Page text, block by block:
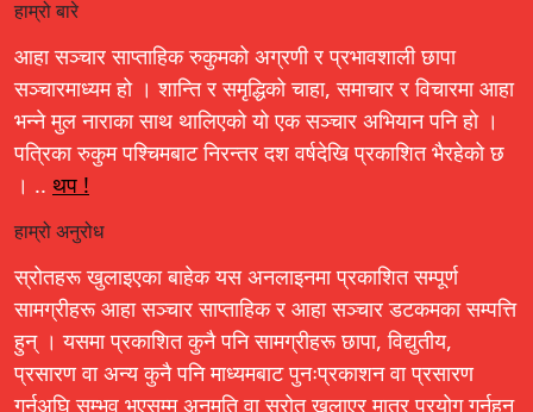
हाम्रो बारे
आहा सञ्चार साप्ताहिक रुकुमको अग्रणी र प्रभावशाली छापा
सञ्चारमाध्यम हो । शान्ति र समृद्धिको चाहा, समाचार र विचारमा आहा
भन्ने मुल नाराका साथ थालिएको यो एक सञ्चार अभियान पनि हो ।
पत्रिका रुकुम पश्चिमबाट निरन्तर दश वर्षदेखि प्रकाशित भैरहेको छ
। .. थप !
हाम्रो अनुरोध
स्रोतहरू खुलाइएका बाहेक यस अनलाइनमा प्रकाशित सम्पूर्ण
सामग्रीहरू आहा सञ्चार साप्ताहिक र आहा सञ्चार डटकमका सम्पत्ति
हुन् । यसमा प्रकाशित कुनै पनि सामग्रीहरू छापा, विद्युतीय,
प्रसारण वा अन्य कुनै पनि माध्यमबाट पुनःप्रकाशन वा प्रसारण
गर्नुअघि सम्भव भएसम्म अनुमति वा स्रोत खुलाएर मात्र प्रयोग गर्नहुन